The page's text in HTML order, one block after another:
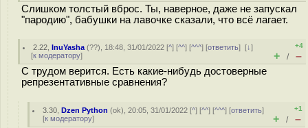
Слишком толстый вброс. Ты, наверное, даже не запускал
"пародию", бабушки на лавочке сказали, что всё лагает.
2.22 ,InuYasha (??), 18:48, 31/01/2022 [^] [^^] [^^^] [ответить][↓]
[к модератору]
+4
+ / –
С трудом верится. Есть какие-нибудь достоверные
репрезентативные сравнения?
3.30 ,Dzen Python (ok), 20:05, 31/01/2022 [^] [^^] [^^^] [ответить]
[к модератору]
+1
+ / –